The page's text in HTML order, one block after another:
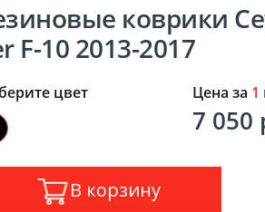
коврики
F-10 2013-2017
цвет Цена за 1
7 050
В корзину